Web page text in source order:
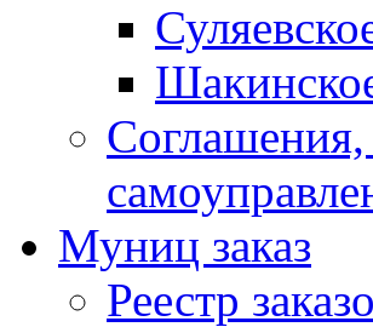
Муниц заказ
Реестр